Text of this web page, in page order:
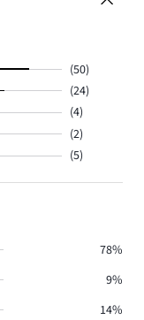
(50)
(24)
(4)
(2)
(5)
78%
9%
14%